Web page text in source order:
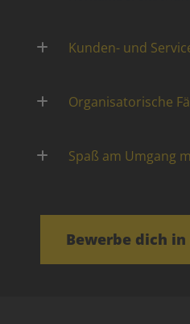
Kunden- und
Organisatorische
Spaß am Umgang
Bewerbe dich